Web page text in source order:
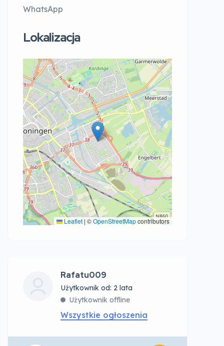
WhatsApp
Lokalizacja
Leaflet | ©OpenStreetMapcontributors
Rafatu009
Użytkownik od: 2 lata
Użytkownik offline
Wszystkie ogłoszenia